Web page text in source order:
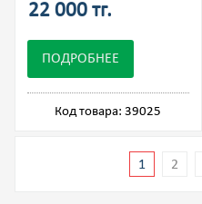
22 000 тг.
ПОДРОБНЕЕ
Код товара: 39025
1 2